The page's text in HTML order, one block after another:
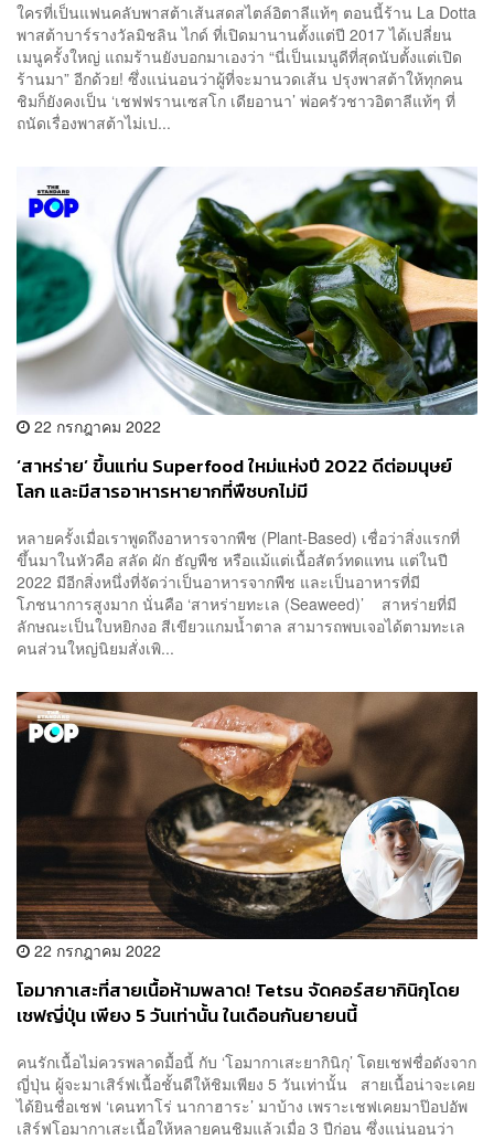
ใครที่เป็นแฟนคลับพาสต้าเส้นสดสไตล์อิตาลีแท้ๆ ตอนนี้ร้าน La Dotta
พาสต้าบาร์รางวัลมิชลิน ไกด์ ที่เปิดมานานตั้งแต่ปี 2017 ได้เปลี่ยน
เมนูครั้งใหญ่ แถมร้านยังบอกมาเองว่า “นี่เป็นเมนูดีที่สุดนับตั้งแต่เปิด
ร้านมา” อีกด้วย! ซึ่งแน่นอนว่าผู้ที่จะมานวดเส้น ปรุงพาสต้าให้ทุกคน
ชิมก็ยังคงเป็น ‘เชฟฟรานเซสโก เดียอานา’ พ่อครัวชาวอิตาลีแท้ๆ ที่
ถนัดเรื่องพาสต้าไม่เป...
22 กรกฎาคม 2022
‘สาหร่าย’ ขึ้นแท่น Superfood ใหม่แห่งปี 2022 ดีต่อมนุษย์
โลก และมีสารอาหารหายากที่พืชบกไม่มี
หลายครั้งเมื่อเราพูดถึงอาหารจากพืช (Plant-Based) เชื่อว่าสิ่งแรกที่
ขึ้นมาในหัวคือ สลัด ผัก ธัญพืช หรือแม้แต่เนื้อสัตว์ทดแทน แต่ในปี
2022 มีอีกสิ่งหนึ่งที่จัดว่าเป็นอาหารจากพืช และเป็นอาหารที่มี
โภชนาการสูงมาก นั่นคือ ‘สาหร่ายทะเล (Seaweed)’ สาหร่ายที่มี
ลักษณะเป็นใบหยิกงอ สีเขียวแกมน้ำตาล สามารถพบเจอได้ตามทะเล
คนส่วนใหญ่นิยมสั่งเพิ...
22 กรกฎาคม 2022
โอมากาเสะที่สายเนื้อห้ามพลาด! Tetsu จัดคอร์สยากินิกุโดย
เชฟญี่ปุ่น เพียง 5 วันเท่านั้น ในเดือนกันยายนนี้
คนรักเนื้อไม่ควรพลาดมื้อนี้ กับ ‘โอมากาเสะยากินิกุ’ โดยเชฟชื่อดังจาก
ญี่ปุ่น ผู้จะมาเสิร์ฟเนื้อชั้นดีให้ชิมเพียง 5 วันเท่านั้น สายเนื้อน่าจะเคย
ได้ยินชื่อเชฟ ‘เคนทาโร่ นากาฮาระ’ มาบ้าง เพราะเชฟเคยมาป๊อปอัพ
เสิร์ฟโอมากาเสะเนื้อให้หลายคนชิมแล้วเมื่อ 3 ปีก่อน ซึ่งแน่นอนว่า